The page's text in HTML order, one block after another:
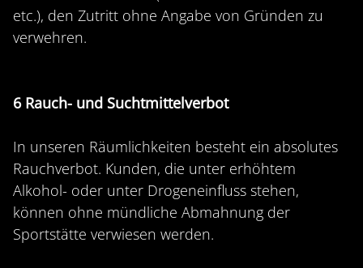
etc.), den Zutritt ohne Angabe von Gründen zu
verwehren.
6 Rauch- und Suchtmittelverbot
In unseren Räumlichkeiten besteht ein absolutes
Rauchverbot. Kunden, die unter erhöhtem
Alkohol- oder unter Drogeneinfluss stehen,
können ohne mündliche Abmahnung der
Sportstätte verwiesen werden.